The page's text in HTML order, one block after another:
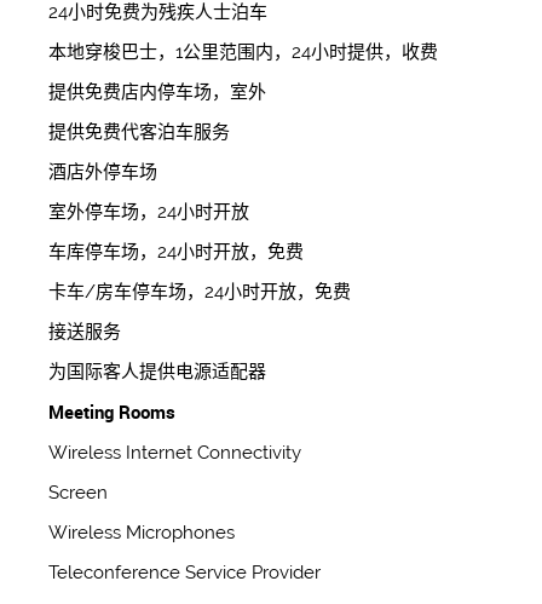
24小时免费为残疾人士泊车
本地穿梭巴士，1公里范围内，24小时提供，收费
提供免费店内停车场，室外
提供免费代客泊车服务
酒店外停车场
室外停车场，24小时开放
车库停车场，24小时开放，免费
卡车/房车停车场，24小时开放，免费
接送服务
为国际客人提供电源适配器
Meeting Rooms
Wireless Internet Connectivity
Screen
Wireless Microphones
Teleconference Service Provider